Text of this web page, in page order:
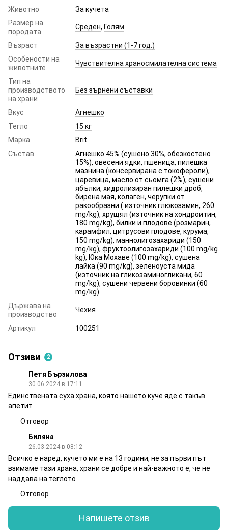
Животно
За кучета
Размер на
породата
Среден, Голям
Възраст
За възрастни (1-7 год.)
Особености на
животните
Чувствителна храносмилателна система
Тип на
производството
на храни
Без зърнени съставки
Вкус
Агнешко
Тегло
15 кг
Марка
Brit
Състав
Агнешко 45% (сушено 30%, обезкостено
15%), овесени ядки, пшеница, пилешка
мазнина (консервирана с токофероли),
царевица, масло от сьомга (2%), сушени
ябълки, хидролизиран пилешки дроб,
бирена мая, колаген, черупки от
ракообразни ( източник глюкозамин, 260
mg/kg), хрущял (източник на хондроитин,
180 mg/kg), билки и плодове (розмарин,
карамфил, цитрусови плодове, курума,
150 mg/kg), маннолигозахариди (150
mg/kg), фруктоолигозахариди (100 mg/kg
kg), Юка Мохаве (100 mg/kg), сушена
лайка (90 mg/kg), зеленоуста мида
(източник на гликозаминогликани, 60
mg/kg), сушени червени боровинки (60
mg/kg)
Държава на
производство
Чехия
Артикул 100251
Отзиви 2
Петя Бързилова
30.06.2024 в 17:11
Единствената суха храна, която нашето куче яде с такъв
апетит
Отговор
Биляна
26.03.2024 в 08:12
Всичко е наред, кучето ми е на 13 години, не за първи път
взимаме тази храна, храни се добре и най-важното е, че не
наддава на теглото
Отговор
Напишете отзив